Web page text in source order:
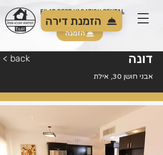
EILAT BEST VACATION RENTAL
הזמנה
הזמנת דירה
דונה < back
אבני חושן 30, אילת